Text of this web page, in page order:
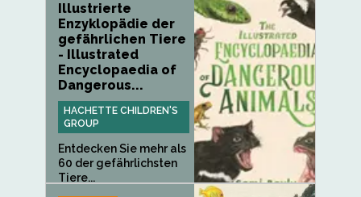
Illustrierte
Enzyklopädie der
gefährlichen Tiere
- Illustrated
Encyclopaedia of
Dangerous...
HACHETTE CHILDREN'S
GROUP
Entdecken Sie mehr als
60 der gefährlichsten
Tiere...